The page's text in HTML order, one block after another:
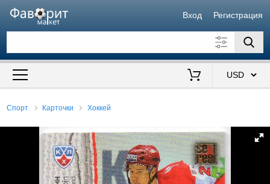
Вход Регистрация
Искать также в описании
Спорт Карточки Хоккей